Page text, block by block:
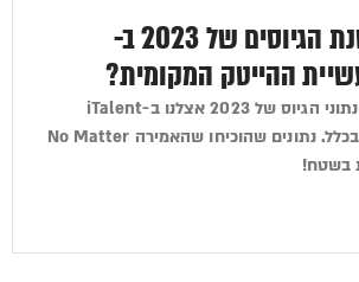
איך נראתה שנת הגיוסים של 2023 ב-
סיכמנו עבורכם את נתוני הגיוס של 2023 אצלנו ב-iTalent
ובתעשיית ההייטק בכלל. נתונים שהוכיחו שהאמירה No Matter